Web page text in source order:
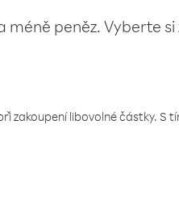
méně peněz. Vyberte
zakoupení libovolné částky. S